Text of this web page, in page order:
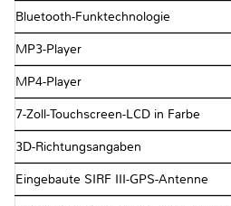
Bluetooth-Funktechnologie
MP3-Player
MP4-Player
7-Zoll-Touchscreen-LCD in Farbe
3D-Richtungsangaben
Eingebaute SIRF III-GPS-Antenne